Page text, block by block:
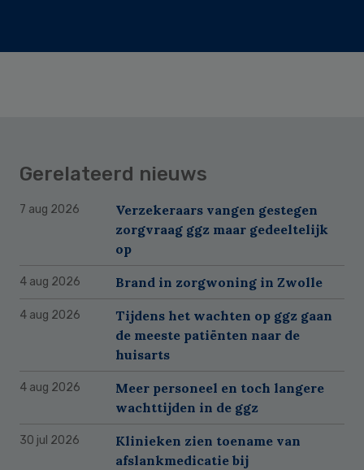
Gerelateerd nieuws
7 aug 2026
Verzekeraars vangen gestegen
zorgvraag ggz maar gedeeltelijk
op
4 aug 2026 Brand in zorgwoning in Zwolle
4 aug 2026
Tijdens het wachten op ggz gaan
de meeste patiënten naar de
huisarts
4 aug 2026
Meer personeel en toch langere
wachttijden in de ggz
30 jul 2026
Klinieken zien toename van
afslankmedicatie bij